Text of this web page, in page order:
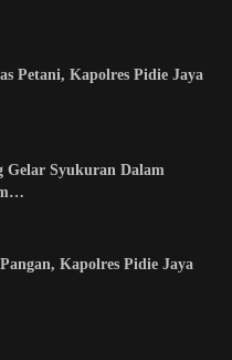
Petani, Kapolres Pidie Jaya
Gelar Syukuran Dalam
Kapolres Pidie Jaya